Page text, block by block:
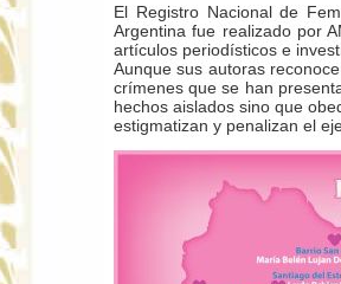
El Registro Nacional de
Argentina fue realizado por
artículos periodísticos e
Aunque sus autoras
crímenes que se han
hechos aislados sino que
estigmatizan y penalizan el